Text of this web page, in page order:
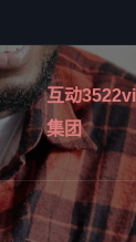
互动
集团